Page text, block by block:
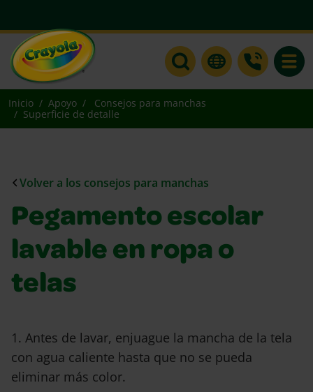
Inicio Apoyo
Consejos para manchas
Superficie de detalle
Volver a los consejos para manchas
Pegamento escolar
lavable en ropa o
telas
1. Antes de lavar, enjuague la mancha de la tela
con agua caliente hasta que no se pueda
eliminar más color.